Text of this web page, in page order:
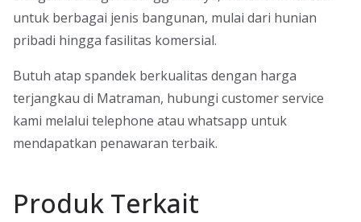
untuk berbagai jenis bangunan, mulai dari hunian
pribadi hingga fasilitas komersial.
Butuh atap spandek berkualitas dengan harga
terjangkau di Matraman, hubungi customer service
kami melalui telephone atau whatsapp untuk
mendapatkan penawaran terbaik.
Produk Terkait